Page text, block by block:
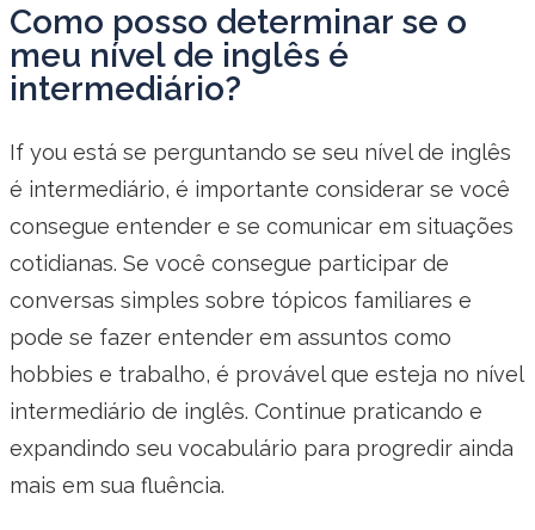
Como posso determinar se o
meu nível de inglês é
intermediário?
If you está se perguntando se seu nível de inglês
é intermediário, é importante considerar se você
consegue entender e se comunicar em situações
cotidianas. Se você consegue participar de
conversas simples sobre tópicos familiares e
pode se fazer entender em assuntos como
hobbies e trabalho, é provável que esteja no nível
intermediário de inglês. Continue praticando e
expandindo seu vocabulário para progredir ainda
mais em sua fluência.